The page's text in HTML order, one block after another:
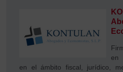
en
en el ámbito fiscal, jurídico,